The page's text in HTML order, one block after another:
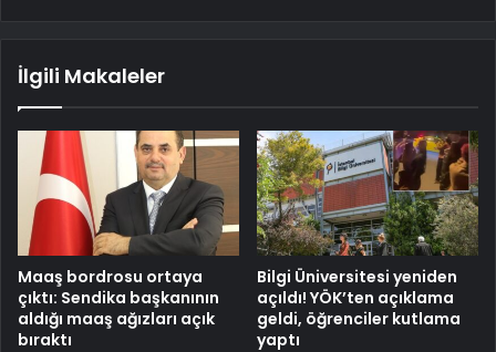
İlgili Makaleler
Maaş bordrosu ortaya
çıktı: Sendika başkanının
aldığı maaş ağızları açık
bıraktı
Bilgi Üniversitesi yeniden
açıldı! YÖK’ten açıklama
geldi, öğrenciler kutlama
yaptı